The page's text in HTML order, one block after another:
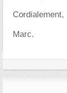
Cordialement,
Marc.